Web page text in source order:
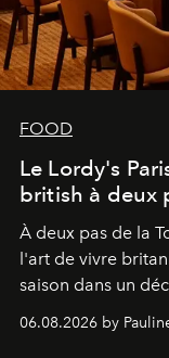
FOOD
Le Lordy's
british à deux
À deux pas de la
l'art de vivre
saison dans un
06.08.2026 by